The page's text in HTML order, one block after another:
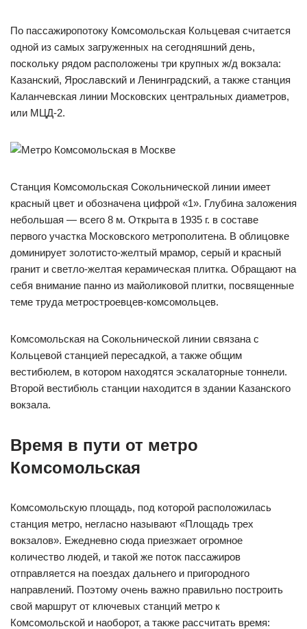
По пассажиропотоку Комсомольская Кольцевая считается
одной из самых загруженных на сегодняшний день,
поскольку рядом расположены три крупных ж/д вокзала:
Казанский, Ярославский и Ленинградский, а также станция
Каланчевская линии Московских центральных диаметров,
или МЦД-2.
Станция Комсомольская Сокольнической линии имеет
красный цвет и обозначена цифрой «1». Глубина заложения
небольшая — всего 8 м. Открыта в 1935 г. в составе
первого участка Московского метрополитена. В облицовке
доминирует золотисто-желтый мрамор, серый и красный
гранит и светло-желтая керамическая плитка. Обращают на
себя внимание панно из майоликовой плитки, посвященные
теме труда метростроевцев-комсомольцев.
Комсомольская на Сокольнической линии связана с
Кольцевой станцией пересадкой, а также общим
вестибюлем, в котором находятся эскалаторные тоннели.
Второй вестибюль станции находится в здании Казанского
вокзала.
Время в пути от метро
Комсомольская
Комсомольскую площадь, под которой расположилась
станция метро, негласно называют «Площадь трех
вокзалов». Ежедневно сюда приезжает огромное
количество людей, и такой же поток пассажиров
отправляется на поездах дальнего и пригородного
направлений. Поэтому очень важно правильно построить
свой маршрут от ключевых станций метро к
Комсомольской и наоборот, а также рассчитать время: